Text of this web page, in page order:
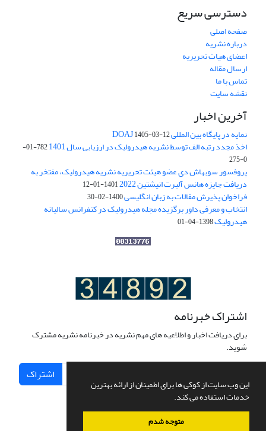
این وب سایت از کوکی ها برای اطمینان از ارائه بهترین
خدمات استفاده می کند.
متوجه شدم
دسترسی سریع
صفحه اصلی
درباره نشریه
اعضای هیات تحریریه
ارسال مقاله
تماس با ما
نقشه سایت
آخرین اخبار
نمایه در پایگاه بین المللی DOAJ1405-03-12
اخذ مجدد رتبه الف توسط نشریه هیدرولیک در ارزیابی سال 1401
782-01-
0-275
پروفسور سوبهاش دی عضو هیئت تحریریه نشریه هیدرولیک، مفتخر به
دریافت جایزه هانس آلبرت انیشتین 2022 1401-01-12
فراخوان پذیرش مقالات به زبان انگلیسی1400-02-30
انتخاب و معرفی داور برگزیده مجله هیدرولیک در کنفرانس سالیانه
هیدرولیک1398-04-01
اشتراک خبرنامه
برای دریافت اخبار و اطلاعیه های مهم نشریه در خبرنامه نشریه مشترک
شوید.
اشتراک